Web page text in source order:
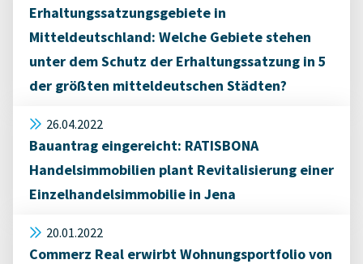
Erhaltungssatzungsgebiete in
Mitteldeutschland: Welche Gebiete stehen
unter dem Schutz der Erhaltungssatzung in 5
der größten mitteldeutschen Städten?
26.04.2022
Bauantrag eingereicht: RATISBONA
Handelsimmobilien plant Revitalisierung einer
Einzelhandelsimmobilie in Jena
20.01.2022
Commerz Real erwirbt Wohnungsportfolio von